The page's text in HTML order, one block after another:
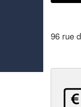
96 rue